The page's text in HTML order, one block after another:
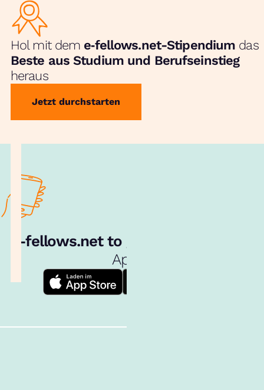
Hol mit dem e‑fellows.net-Stipendium das
Beste aus Studium und Berufseinstieg
heraus
Jetzt durchstarten
e‑fellows.net to go:
App!